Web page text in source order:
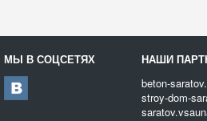
МЫ В СОЦСЕТЯХ
НАШИ
beton-
stroy-dom-